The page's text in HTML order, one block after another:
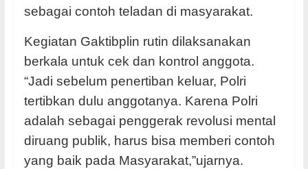
sebagai contoh teladan di masyarakat.
Kegiatan Gaktibplin rutin dilaksanakan
berkala untuk cek dan kontrol anggota.
“Jadi sebelum penertiban keluar, Polri
tertibkan dulu anggotanya. Karena Polri
adalah sebagai penggerak revolusi mental
diruang publik, harus bisa memberi contoh
yang baik pada Masyarakat,”ujarnya.